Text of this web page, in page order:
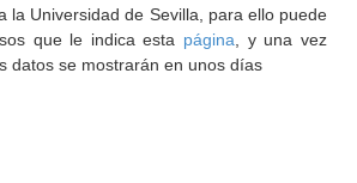
la Universidad de Sevilla, para ello puede
que le indica esta página , y una vez
datos se mostrarán en unos días